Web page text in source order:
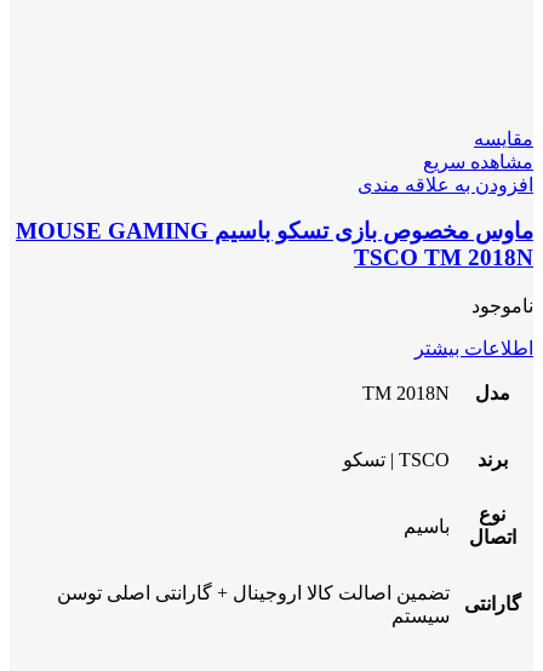
مقایسه
مشاهده سریع
افزودن به علاقه مندی
ماوس مخصوص بازی تسکو باسیم MOUSE GAMING
TSCO TM 2018N
ناموجود
اطلاعات بیشتر
مدل TM 2018N
برند TSCO | تسکو
نوع
اتصال
باسیم
گارانتی
تضمین اصالت کالا اروجینال + گارانتی اصلی توسن
سیستم